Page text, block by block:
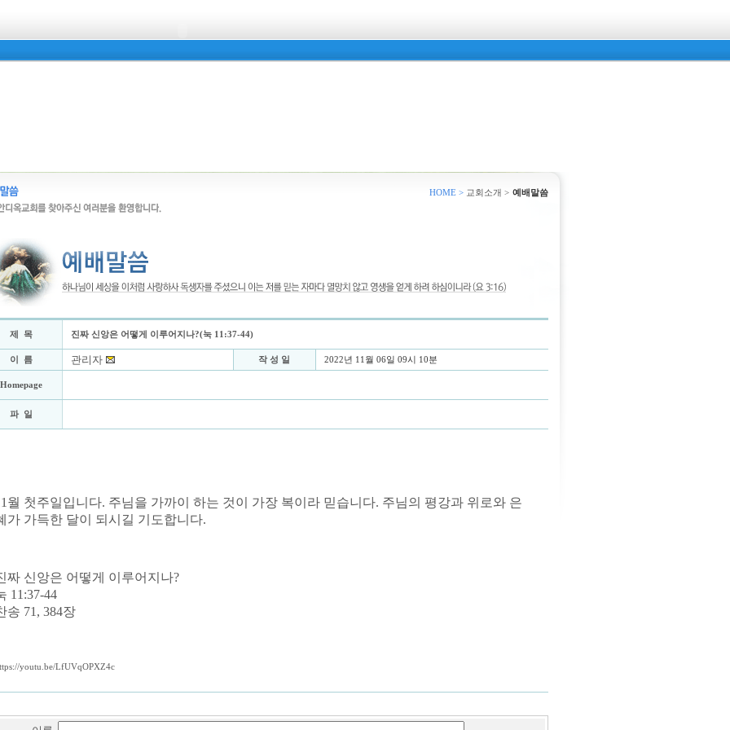
HOME >교회소개 > 예배말씀
제 목 진짜 신앙은 어떻게 이루어지나?(눅 11:37-44)
이 름 관리자 작 성 일 2022년 11월 06일 09시 10분
Homepage
파 일
월 첫주일입니다. 주님을 가까이 하는 것이 가장 복이라 믿습니다. 주님의 평강과 위로와 은
가 가득한 달이 되시길 기도합니다.
짜 신앙은 어떻게 이루어지나?
11:37-44
송 71, 384장
youtu.be/LfUVqOPXZ4c